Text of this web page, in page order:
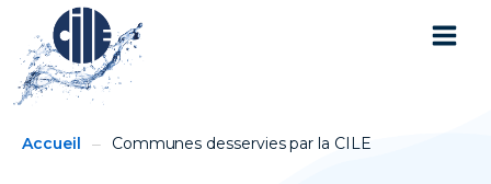
Breadcrumbs
You
Accueil Communes desservies par la CILE